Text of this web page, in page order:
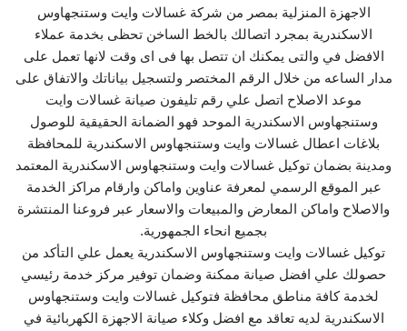
الاجهزة المنزلية بمصر من شركة غسالات وايت وستنجهاوس
الاسكندرية بمجرد اتصالك بالخط الساخن تحظى بخدمة عملاء
الافضل في والتى يمكنك ان تتصل بها فى اى وقت لانها تعمل على
مدار الساعه من خلال الرقم المختصر ولتسجيل بياناتك والاتفاق على
موعد الاصلاح اتصل علي رقم تليفون صيانة غسالات وايت
وستنجهاوس الاسكندرية الموحد فهو الضمانة الحقيقية للوصول
بلاغات اعطال غسالات وايت وستنجهاوس الاسكندرية للمحافظة
ومدينة بضمان توكيل غسالات وايت وستنجهاوس الاسكندرية المعتمد
عبر الموقع الرسمي لمعرفة عناوين واماكن وارقام مراكز الخدمة
والاصلاح واماكن المعارض والمبيعات والاسعار عبر فروعنا المنتشرة
بجميع انحاء الجمهورية.
توكيل غسالات وايت وستنجهاوس الاسكندرية يعمل علي التأكد من
حصولك علي افضل صيانة ممكنة وضمان توفير مركز خدمة رئيسي
لخدمة كافة مناطق محافظة فتوكيل غسالات وايت وستنجهاوس
الاسكندرية لديه تعاقد مع افضل وكلاء صيانة الاجهزة الكهربائية في